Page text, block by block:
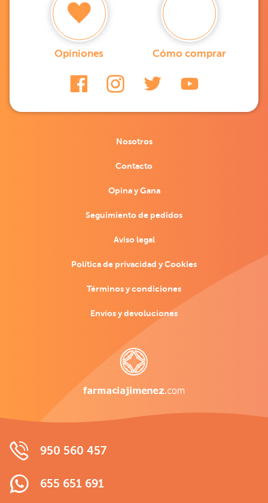
Opiniones Cómo comprar
Nosotros
Contacto
Opina y Gana
Seguimiento de pedidos
Aviso legal
Política de privacidad y Cookies
Términos y condiciones
Envíos y devoluciones
950 560 457
655 651 691